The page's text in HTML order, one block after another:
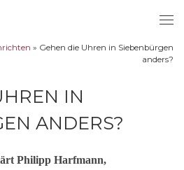
» Gehen die Uhren in Siebenbürgen
anders?
IN
ANDERS?
Philipp Harfmann,